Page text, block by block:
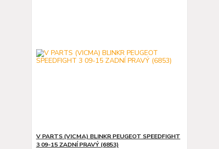
V PARTS (VICMA) BLINKR PEUGEOT SPEEDFIGHT
3 09-15 ZADNÍ PRAVÝ (6853)